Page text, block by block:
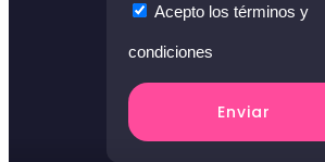
Acepto los términos y
condiciones
Enviar